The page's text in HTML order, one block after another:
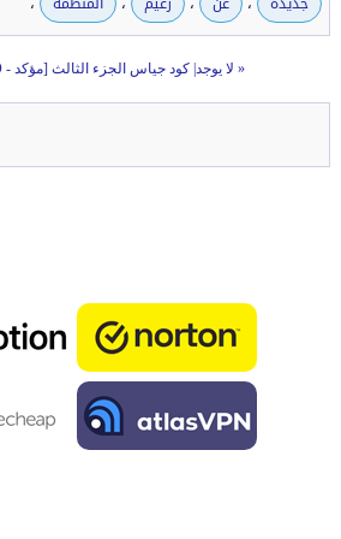
« لا يوجد|كود جياس الجزء الثالث [مؤكد - CONFIRMED]